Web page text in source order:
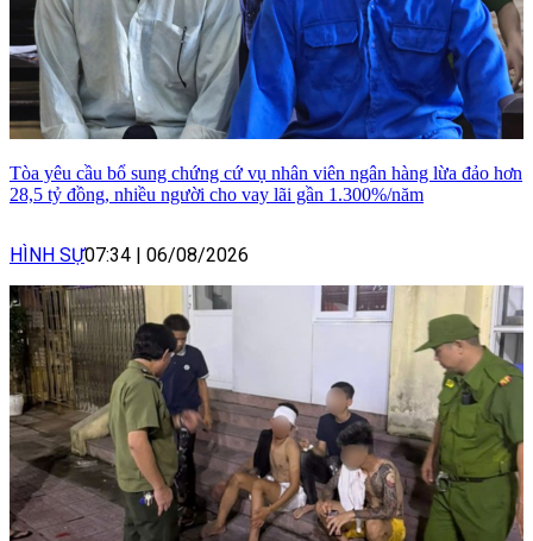
Tòa yêu cầu bổ sung chứng cứ vụ nhân viên ngân hàng lừa đảo hơn
28,5 tỷ đồng, nhiều người cho vay lãi gần 1.300%/năm
HÌNH SỰ07:34 | 06/08/2026